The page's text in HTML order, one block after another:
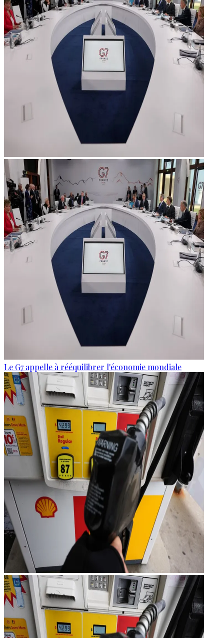
Le G7 appelle à rééquilibrer l'économie mondiale